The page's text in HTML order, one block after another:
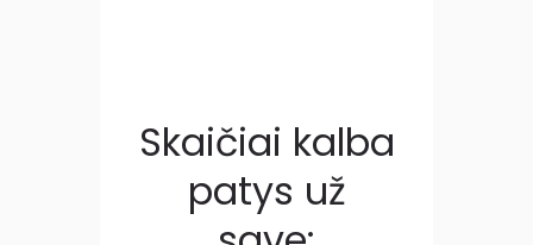
Skaičiai kalba
patys už